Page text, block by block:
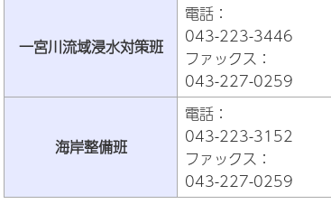
一宮川流域浸水対策班
電話：
043-223-3446
ファックス：
043-227-0259
海岸整備班
電話：
043-223-3152
ファックス：
043-227-0259